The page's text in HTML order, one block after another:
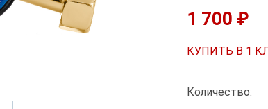
1 700 ₽
КУПИТЬ В 1
Количество: